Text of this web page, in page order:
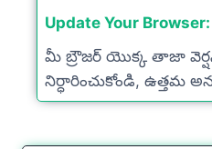
Update Your Browser:
మీ బ్రౌజర్ యొక్క తాజా
నిర్ధారించుకోండి, ఉత్తమ